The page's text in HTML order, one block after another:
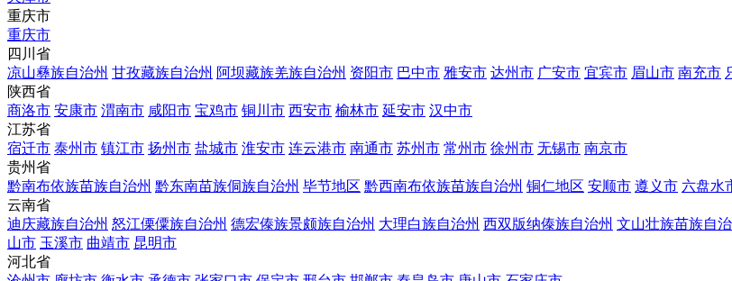
重庆市
重庆市
四川省
凉山彝族自治州 甘孜藏族自治州 阿坝藏族羌族自治州 资阳市 巴中市 雅安市 达州市 广安市 宜宾市 眉山市 南充市
陕西省
商洛市 安康市 渭南市 咸阳市 宝鸡市 铜川市 西安市 榆林市 延安市 汉中市
江苏省
宿迁市 泰州市 镇江市 扬州市 盐城市 淮安市 连云港市 南通市 苏州市 常州市 徐州市 无锡市 南京市
贵州省
黔南布依族苗族自治州 黔东南苗族侗族自治州 毕节地区 黔西南布依族苗族自治州 铜仁地区 安顺市 遵义市 六盘水
云南省
迪庆藏族自治州 怒江傈僳族自治州 德宏傣族景颇族自治州 大理白族自治州 西双版纳傣族自治州 文山壮族苗族自
山市 玉溪市 曲靖市 昆明市
河北省